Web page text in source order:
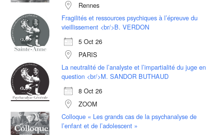
Rennes
Fragilités et ressources psychiques à l’épreuve du
vieillissement <br/>B. VERDON
5 Oct 26
PARIS
La neutralité de l’analyste et l’impartialité du juge en
question <br/>M. SANDOR BUTHAUD
8 Oct 26
ZOOM
Colloque « Les grands cas de la psychanalyse de
l’enfant et de l’adolescent »